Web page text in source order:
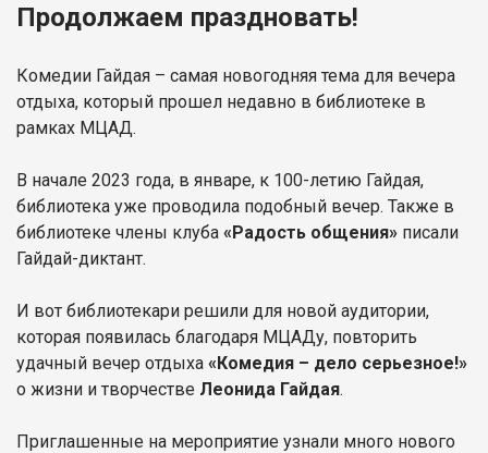
Продолжаем праздновать!
Комедии Гайдая – самая новогодняя тема для вечера
отдыха, который прошел недавно в библиотеке в
рамках МЦАД.
В начале 2023 года, в январе, к 100-летию Гайдая,
библиотека уже проводила подобный вечер. Также в
библиотеке члены клуба «Радость общения» писали
Гайдай-диктант.
И вот библиотекари решили для новой аудитории,
которая появилась благодаря МЦАДу, повторить
удачный вечер отдыха «Комедия – дело серьезное!»
о жизни и творчестве Леонида Гайдая.
Приглашенные на мероприятие узнали много нового